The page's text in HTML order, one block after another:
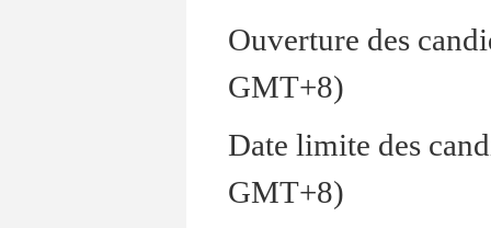
Ouverture des
GMT+8)
Date limite des
GMT+8)